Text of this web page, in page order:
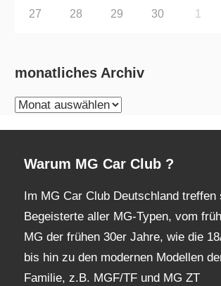
27 28 29 30 1
monatliches Archiv
monatliches
Warum MG Car Club ?
Im MG Car Club Deutschland treffen
Begeisterte aller MG-Typen, vom
MG der frühen 30er Jahre, wie die
bis hin zu den modernen Modellen
Familie, z.B. MGF/TF und MG ZT